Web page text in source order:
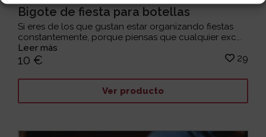
Bigote de fiesta para botellas
Si eres de los que gustan estar organizando fiestas
constantemente, porque piensas que cualquier exc...
Leer más
10 € 29
Ver producto